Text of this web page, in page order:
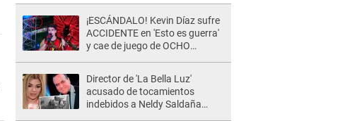
¡ESCÁNDALO! Kevin Díaz sufre
ACCIDENTE en 'Esto es guerra'
y cae de juego de OCHO
Director de 'La Bella Luz'
acusado de tocamientos
indebidos a Neldy Saldaña